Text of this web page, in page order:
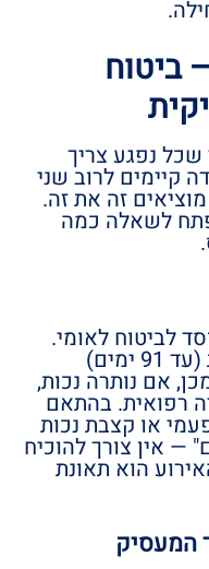
ביטוח
שכל נפגע צריך
קיימים לרוב שני
זה את זה.
לשאלה כמה
לביטוח לאומי.
בתקופת אי-הכושר הראשונית (עד 91 ימים)
אם נותרה נכות,
רפואית. בהתאם
או קצבת נכות
— אין צורך להוכיח
הוא תאונת
המעסיק